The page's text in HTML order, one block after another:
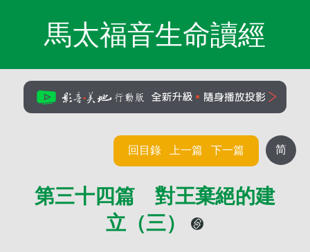
馬太福音生命讀經
简
回目錄 上一篇 下一篇
第三十四篇 對王棄絕的建
立（三）